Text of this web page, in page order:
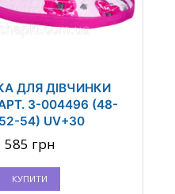
ДЛЯ ДІВЧИНКИ
3-004496 (48-
54) UV+30
585 грн
КУПИТИ